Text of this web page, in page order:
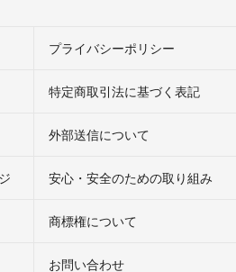
プライバシーポリシー
特定商取引法に基づく表記
外部送信について
安心・安全のための取り組み
商標権について
お問い合わせ